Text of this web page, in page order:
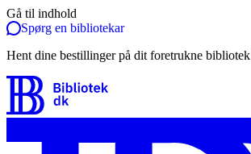
Gå til indhold
Spørg en bibliotekar
Hent dine bestillinger på dit foretrukne bibliotek